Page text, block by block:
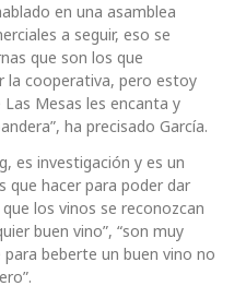
en una asamblea
a seguir, eso se
que son los que
la cooperativa, pero estoy
Mesas les encanta y
ha precisado García.
es investigación y es un
que hacer para poder dar
los vinos se reconozcan
buen vino”, “son muy
para beberte un buen vino no